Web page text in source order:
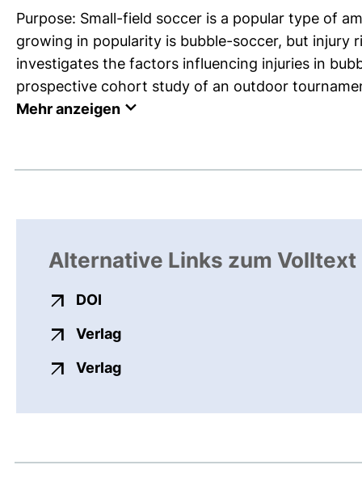
Purpose: Small-field soccer is a popular type of
growing in popularity is bubble-soccer, but injury
investigates the factors influencing injuries in
prospective cohort study of an outdoor
Mehr anzeigen
Alternative Links zum Volltext
DOI
Verlagexterner Link, öffnet neues
Verlagexterner Link, öffnet neues